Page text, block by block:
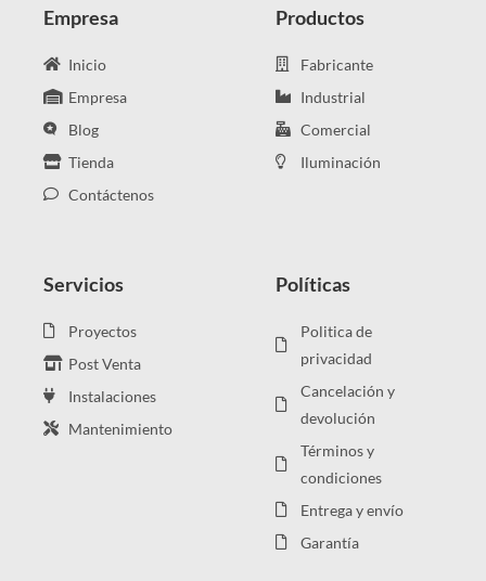
Empresa
Inicio
Empresa
Blog
Tienda
Contáctenos
Productos
Fabricante
Industrial
Comercial
Iluminación
Servicios
Proyectos
Post Venta
Instalaciones
Mantenimiento
Políticas
Politica de
privacidad
Cancelación y
devolución
Términos y
condiciones
Entrega y envío
Garantía